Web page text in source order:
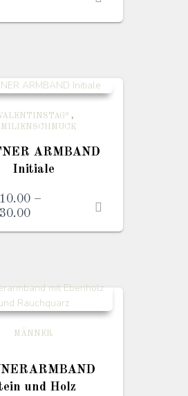
,
ARMBAND
Initiale
–
Preisspanne:
MÄNNER
und Holz